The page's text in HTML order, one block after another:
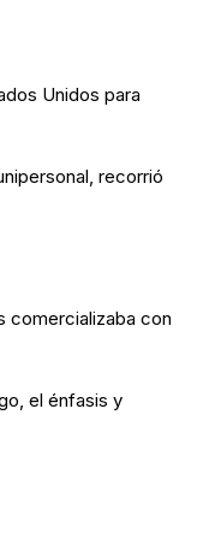
Unidos para
recorrió
comercializaba con
el énfasis y